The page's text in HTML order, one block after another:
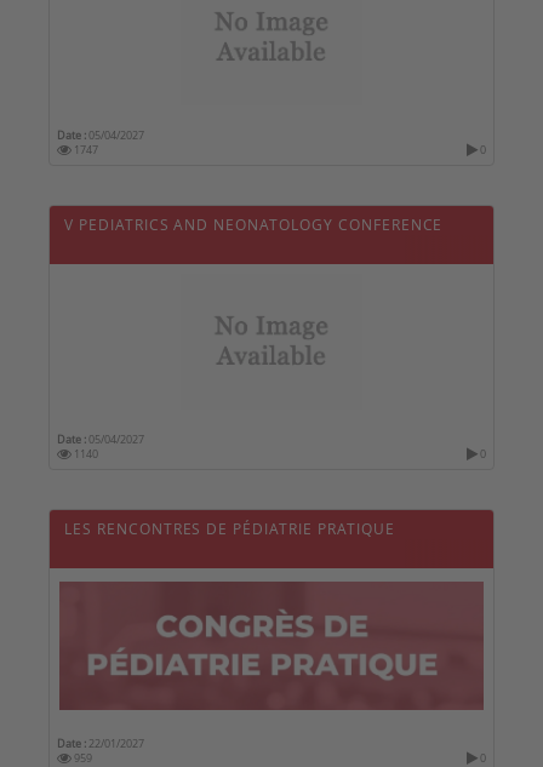
Date :05/04/2027
1747
0
V PEDIATRICS AND NEONATOLOGY CONFERENCE
Date :05/04/2027
1140
0
LES RENCONTRES DE PÉDIATRIE PRATIQUE
Date : 22/01/2027
959
0